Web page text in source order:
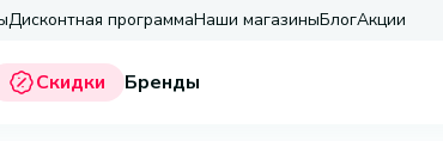
Дисконтная программаНаши магазиныБлогАкции
Скидки Бренды